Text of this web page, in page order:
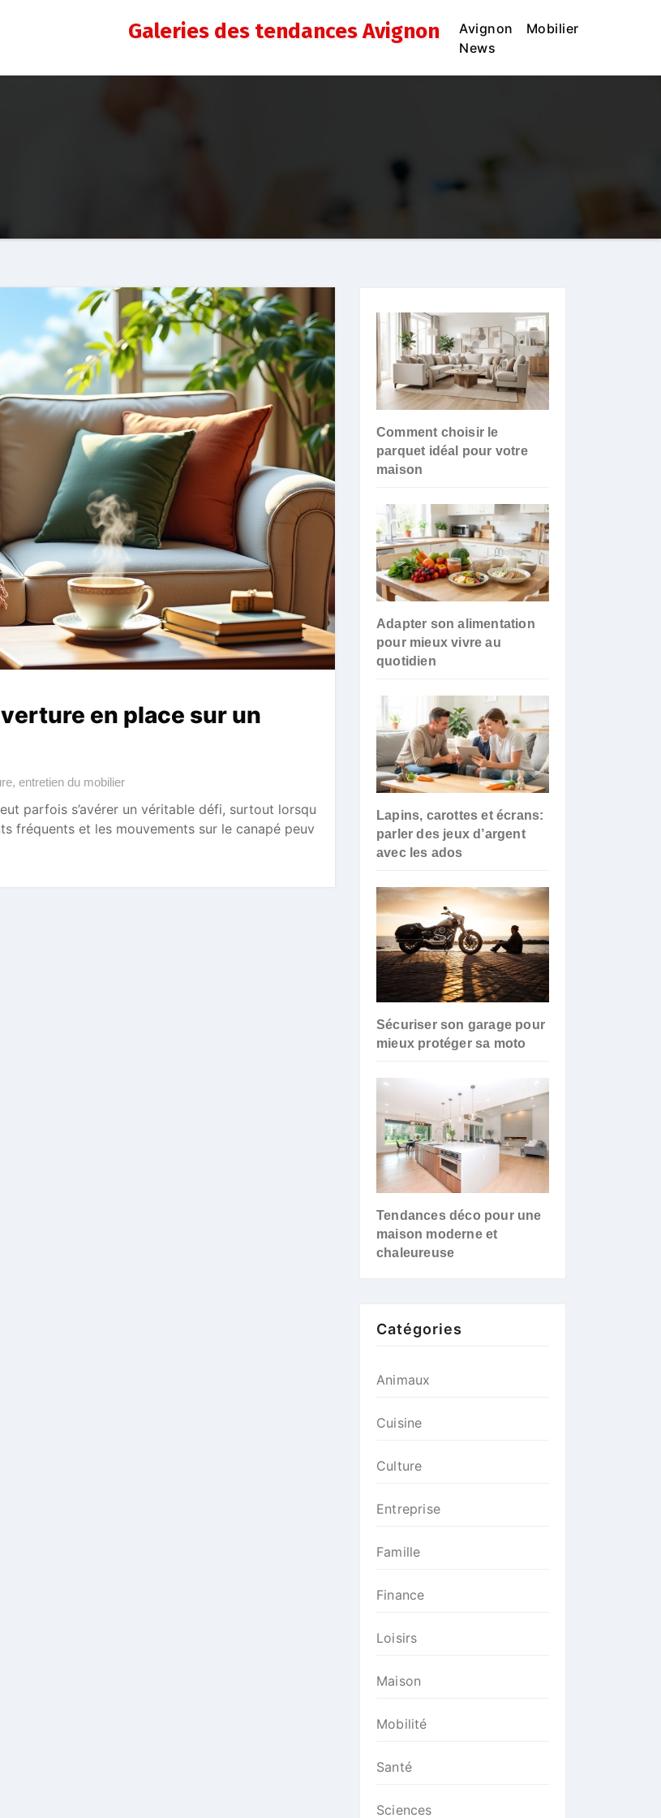
Galeries des tendances Avignon Avignon
Mobilier
News
en place sur un
, entretien du mobilier
parfois s’avérer un véritable défi, surtout lorsqu
fréquents et les mouvements sur le canapé peuv
Comment choisir le
parquet idéal pour votre
maison
Adapter son alimentation
pour mieux vivre au
quotidien
Lapins, carottes et écrans:
parler des jeux d’argent
avec les ados
Sécuriser son garage pour
mieux protéger sa moto
Tendances déco pour une
maison moderne et
chaleureuse
Catégories
Animaux
Cuisine
Culture
Entreprise
Famille
Finance
Loisirs
Maison
Mobilité
Santé
Sciences